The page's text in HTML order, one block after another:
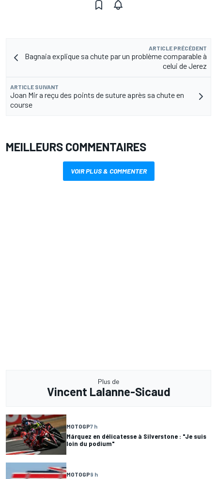
ARTICLE PRÉCÉDENT
Bagnaia explique sa chute par un problème comparable à
celui de Jerez
ARTICLE SUIVANT
Joan Mir a reçu des points de suture après sa chute en
course
MEILLEURS COMMENTAIRES
VOIR PLUS & COMMENTER
Plus de
Vincent Lalanne-Sicaud
MOTOGP7 h
Márquez en délicatesse à Silverstone : "Je suis
loin du podium"
MOTOGP9 h